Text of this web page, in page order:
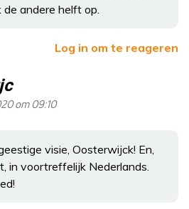
andere helft op.
Log in om te reageren
om 09:10
visie, Oosterwijck! En,
in voortreffelijk Nederlands.